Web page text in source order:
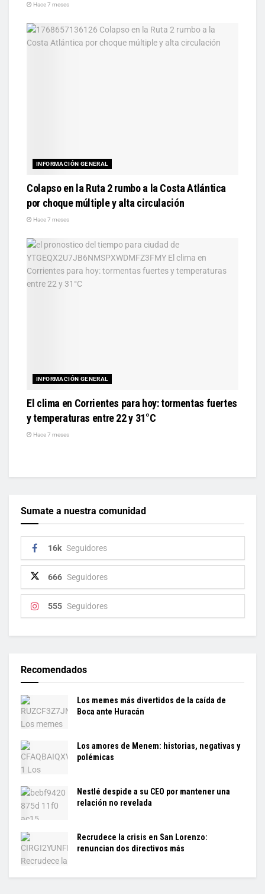
Hace 7 meses
INFORMACIÓN GENERAL
Colapso en la Ruta 2 rumbo a la Costa Atlántica
por choque múltiple y alta circulación
Hace 7 meses
INFORMACIÓN GENERAL
El clima en Corrientes para hoy: tormentas fuertes
y temperaturas entre 22 y 31°C
Hace 7 meses
Sumate a nuestra comunidad
16k Seguidores
666 Seguidores
555 Seguidores
Recomendados
Los memes más divertidos de la caída de
Boca ante Huracán
Los amores de Menem: historias, negativas y
polémicas
Nestlé despide a su CEO por mantener una
relación no revelada
Recrudece la crisis en San Lorenzo:
renuncian dos directivos más